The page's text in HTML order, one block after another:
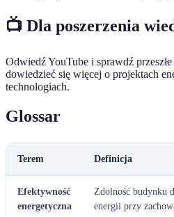
📺 Dla poszerzenia
Odwiedź YouTube i sprawdź
dowiedzieć się więcej o projektach
technologiach.
Glossar
Terem Definicja
Efektywność
energetyczna
Zdolność budynku
energii przy